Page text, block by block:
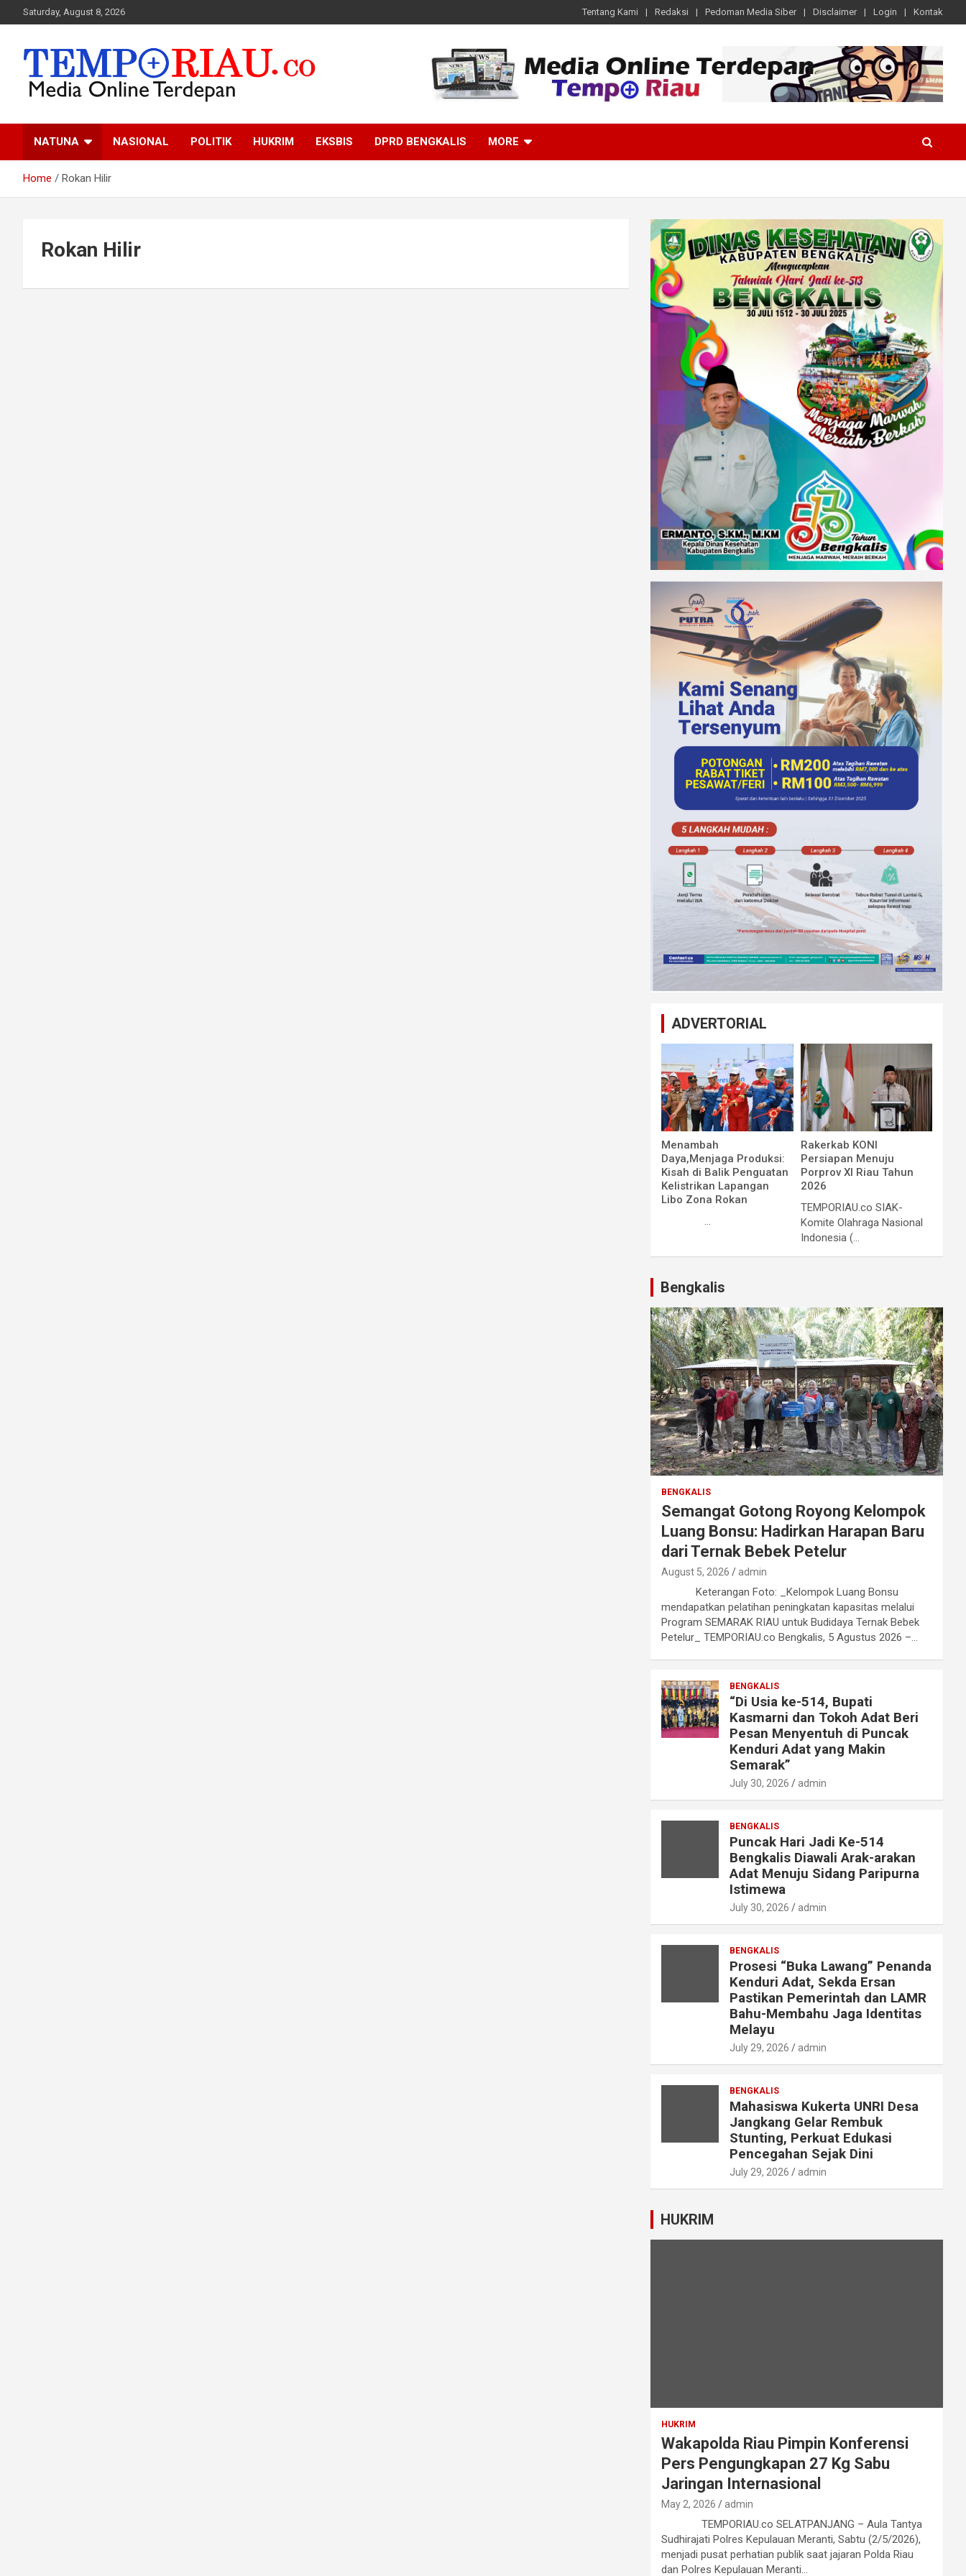
to
Saturday, August 8, 2026 Tentang Kami Redaksi Pedoman Media Siber Disclaimer Login Kontak
Tempo Riau
NATUNA NASIONAL POLITIK HUKRIM EKSBIS DPRD BENGKALIS MORE
Home Rokan Hilir
Rokan Hilir
ADVERTORIAL
Menambah
Daya,Menjaga Produksi:
Kisah di Balik Penguatan
Kelistrikan Lapangan
Libo Zona Rokan
...
Rakerkab KONI
Persiapan Menuju
Porprov XI Riau Tahun
2026
TEMPORIAU.co SIAK-
Komite Olahraga Nasional
Indonesia (...
Bengkalis
BENGKALIS
Semangat Gotong Royong Kelompok
Luang Bonsu: Hadirkan Harapan Baru
dari Ternak Bebek Petelur
August 5, 2026 admin
Keterangan Foto: _Kelompok Luang Bonsu
mendapatkan pelatihan peningkatan kapasitas melalui
Program SEMARAK RIAU untuk Budidaya Ternak Bebek
Petelur_ TEMPORIAU.co Bengkalis, 5 Agustus 2026 –…
BENGKALIS
“Di Usia ke-514, Bupati
Kasmarni dan Tokoh Adat Beri
Pesan Menyentuh di Puncak
Kenduri Adat yang Makin
Semarak”
July 30, 2026 admin
BENGKALIS
Puncak Hari Jadi Ke-514
Bengkalis Diawali Arak-arakan
Adat Menuju Sidang Paripurna
Istimewa
July 30, 2026 admin
BENGKALIS
Prosesi “Buka Lawang” Penanda
Kenduri Adat, Sekda Ersan
Pastikan Pemerintah dan LAMR
Bahu-Membahu Jaga Identitas
Melayu
July 29, 2026 admin
BENGKALIS
Mahasiswa Kukerta UNRI Desa
Jangkang Gelar Rembuk
Stunting, Perkuat Edukasi
Pencegahan Sejak Dini
July 29, 2026 admin
HUKRIM
HUKRIM
Wakapolda Riau Pimpin Konferensi
Pers Pengungkapan 27 Kg Sabu
Jaringan Internasional
May 2, 2026 admin
TEMPORIAU.co SELATPANJANG – Aula Tantya
Sudhirajati Polres Kepulauan Meranti, Sabtu (2/5/2026),
menjadi pusat perhatian publik saat jajaran Polda Riau
dan Polres Kepulauan Meranti…